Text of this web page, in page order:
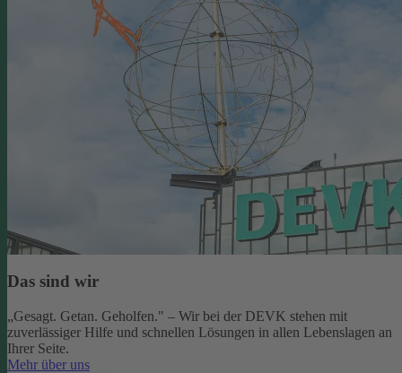
Das sind wir
„Gesagt. Getan. Geholfen." – Wir bei der DEVK stehen mit
zuverlässiger Hilfe und schnellen Lösungen in allen Lebenslagen an
Ihrer Seite.
Mehr über uns